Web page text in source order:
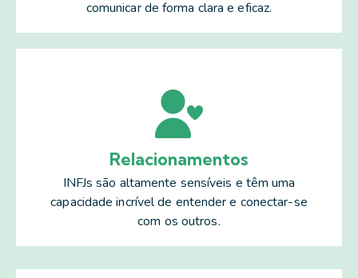
comunicar de forma clara e eficaz.
Relacionamentos
INFJs são altamente sensíveis e têm uma
capacidade incrível de entender e conectar-se
com os outros.